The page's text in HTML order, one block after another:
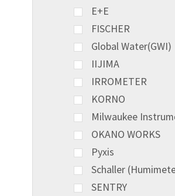
E+E
FISCHER
Global Water(GWI)
IIJIMA
IRROMETER
KORNO
Milwaukee
OKANO WORKS
Pyxis
Schaller
SENTRY